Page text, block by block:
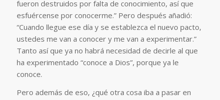
fueron destruidos por falta de conocimiento, así que
esfuércense por conocerme.” Pero después añadió:
“Cuando llegue ese día y se establezca el nuevo pacto,
ustedes me van a conocer y me van a experimentar.”
Tanto así que ya no habrá necesidad de decirle al que
ha experimentado “conoce a Dios”, porque ya le
conoce.
Pero además de eso, ¿qué otra cosa iba a pasar en